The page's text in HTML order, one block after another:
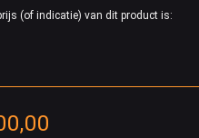
(of indicatie) van dit product is: